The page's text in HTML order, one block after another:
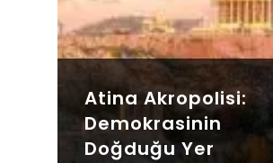
Atina Akropolisi:
Demokrasinin
Doğduğu Yer